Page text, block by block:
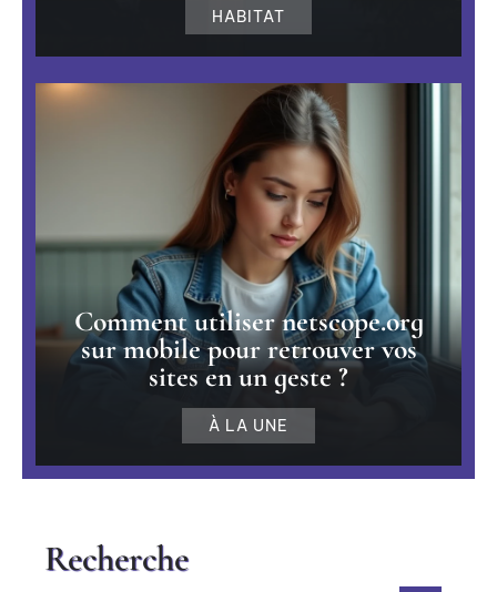
HABITAT
Comment utiliser netscope.org
sur mobile pour retrouver vos
sites en un geste ?
À LA UNE
Recherche